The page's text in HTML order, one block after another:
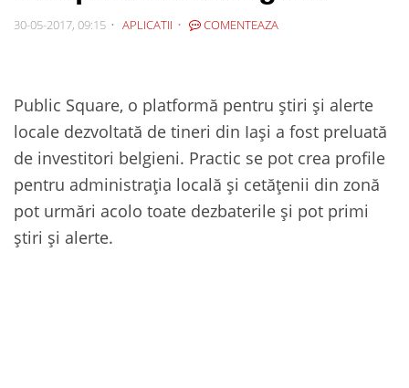
30-05-2017, 09:15 APLICATII COMENTEAZA
Public Square, o platformă pentru știri și alerte
locale dezvoltată de tineri din Iași a fost preluată
de investitori belgieni. Practic se pot crea profile
pentru administrația locală și cetățenii din zonă
pot urmări acolo toate dezbaterile și pot primi
știri și alerte.